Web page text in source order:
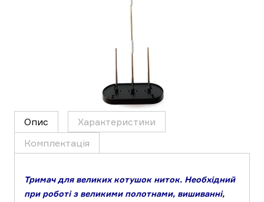
Опис
Характеристики
Комплектація
Тримач для великих котушок ниток. Необхідний
при роботі з великими полотнами, вишиванні,